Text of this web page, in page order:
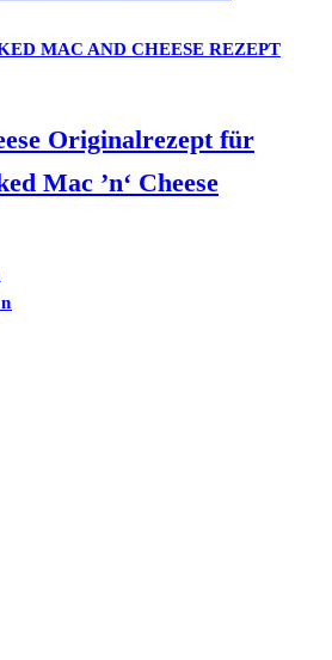
Originalrezept für
Mac ’n‘ Cheese